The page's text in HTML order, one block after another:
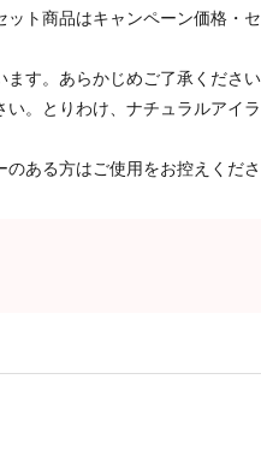
ト商品はキャンペーン価格・
す。あらかじめご了承ください
。とりわけ、ナチュラルアイ
ある方はご使用をお控えくださ